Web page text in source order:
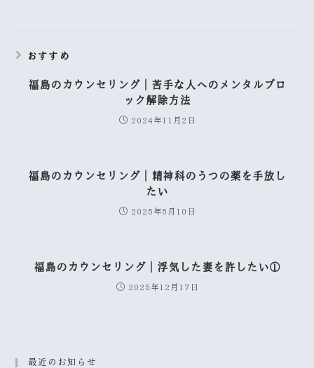
おすすめ
福島のカウンセリング｜苦手な人へのメンタルブロ
ック解除方法
2024年11月2日
福島のカウンセリング｜精神科のうつの薬を手放し
たい
2025年5月10日
福島のカウンセリング｜浮気した妻を許したい①
2025年12月17日
最近のお知らせ